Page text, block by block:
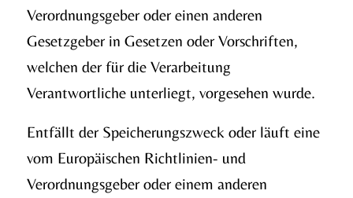
Verordnungsgeber oder einen anderen
Gesetzgeber in Gesetzen oder Vorschriften,
welchen der für die Verarbeitung
Verantwortliche unterliegt, vorgesehen wurde.
Entfällt der Speicherungszweck oder läuft eine
vom Europäischen Richtlinien- und
Verordnungsgeber oder einem anderen